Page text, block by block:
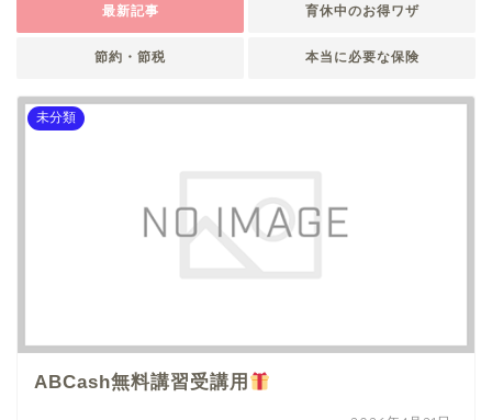
最新記事 育休中のお得ワザ
節約・節税 本当に必要な保険
未分類
ABCash無料講習受講用